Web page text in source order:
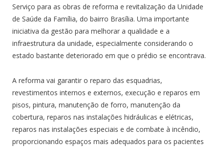
Serviço para as obras de reforma e revitalização da Unidade
de Saúde da Família, do bairro Brasília. Uma importante
iniciativa da gestão para melhorar a qualidade e a
infraestrutura da unidade, especialmente considerando o
estado bastante deteriorado em que o prédio se encontrava.
A reforma vai garantir o reparo das esquadrias,
revestimentos internos e externos, execução e reparos em
pisos, pintura, manutenção de forro, manutenção da
cobertura, reparos nas instalações hidráulicas e elétricas,
reparos nas instalações especiais e de combate à incêndio,
proporcionando espaços mais adequados para os pacientes